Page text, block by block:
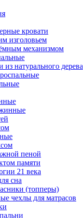
кровати
изголовьем
механизмом
из натурального дерева
пеной
памяти
21 века
сна
(топперы)
чехлы для матрасов